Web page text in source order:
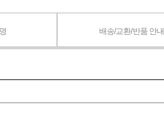
배송/교환/반품 안내